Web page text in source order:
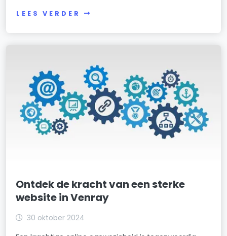
LEES VERDER
Ontdek de kracht van een sterke
website in Venray
30 oktober 2024